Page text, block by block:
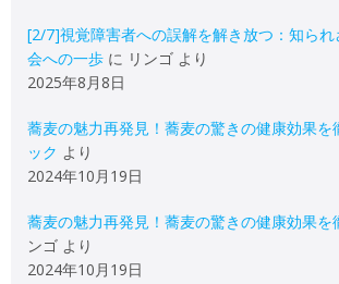
[2/7]視覚障害者への誤解を解き放つ：知ら
会への一歩 に リンゴ より
2025年8月8日
蕎麦の魅力再発見！蕎麦の驚きの健康効果を
ック より
2024年10月19日
蕎麦の魅力再発見！蕎麦の驚きの健康効果を
ンゴ より
2024年10月19日